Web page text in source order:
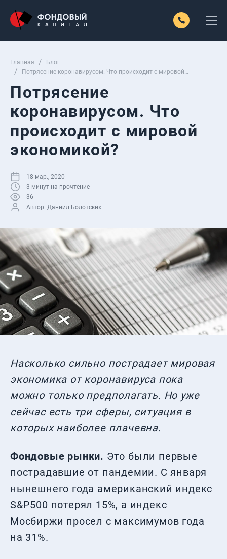
Главная
Блог
Потрясение коронавирусом. Что происходит с мировой
Потрясение
коронавирусом. Что
происходит с мировой
экономикой?
18 мар., 2020
3 минут на прочтение
36
Автор: Даниил Болотских
Насколько сильно пострадает мировая
экономика от коронавируса пока
можно только предполагать. Но уже
сейчас есть три сферы, ситуация в
которых наиболее плачевна.
Фондовые рынки. Это были первые
пострадавшие от пандемии. С января
нынешнего года американский индекс
S&P500 потерял 15%, а индекс
Мосбиржи просел с максимумов года
на 31%.